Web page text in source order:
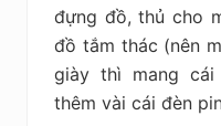
đựng đồ, thủ cho
đồ tắm thác (nên
giày thì mang
thêm vài cái đèn